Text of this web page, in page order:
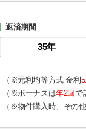
返済期間
（※元利均等方式 金利
（※ボーナスは年2回で
（※物件購入時、その